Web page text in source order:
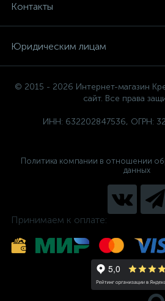
Контакты
Юридическим лицам
© 2015 - 2026 Интернет-магазин
сайт. Все права
ИНН: 632202847536, ОГРН:
Политика компании в отношении
данных
Принимаем к оплате: